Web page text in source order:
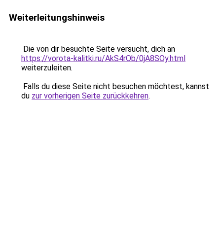
Weiterleitungshinweis
Die von dir besuchte Seite versucht, dich an
https://vorota-kalitki.ru/AkS4rOb/0jA8SOy.html
weiterzuleiten.
Falls du diese Seite nicht besuchen möchtest, kannst
du zur vorherigen Seite zurückkehren.